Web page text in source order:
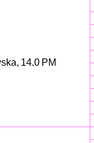
14.0 PM